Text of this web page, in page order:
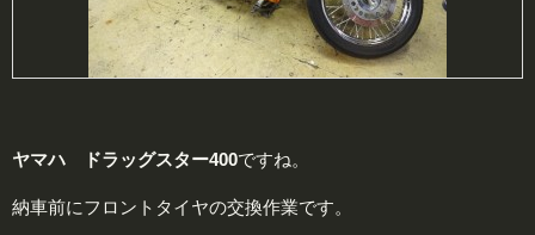
ヤマハ ドラッグスター400ですね。
納車前にフロントタイヤの交換作業です。